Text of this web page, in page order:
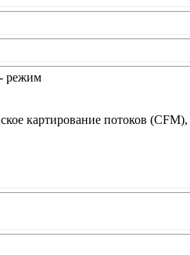
режим
картирование потоков (CFM),